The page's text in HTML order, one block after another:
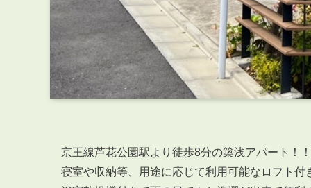
京王線芦花公園駅より徒歩8分の築浅アパート！！
寝室や収納等、用途に応じて利用可能なロフト付